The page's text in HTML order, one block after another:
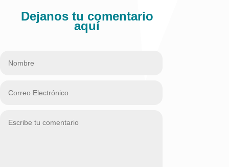
Dejanos tu comentario
aquí